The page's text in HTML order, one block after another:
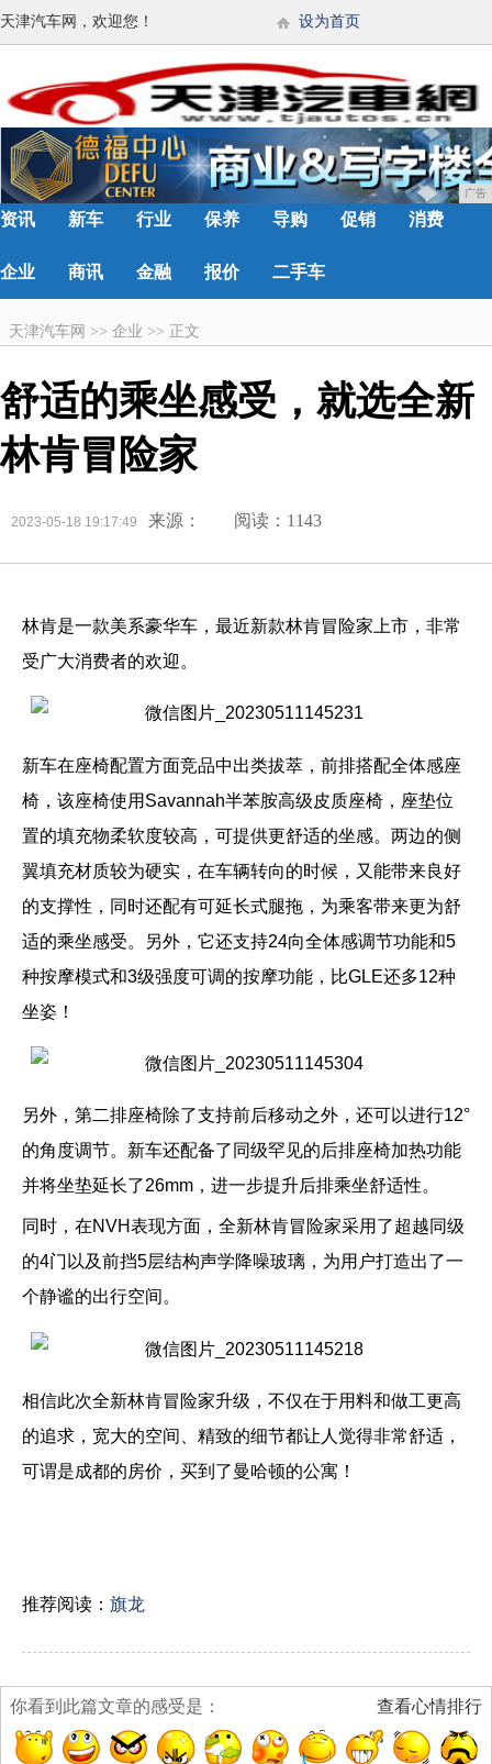
天津汽车网，欢迎您！ 设为首页
广告
资讯 新车 行业 保养 导购 促销 消费
企业 商讯 金融 报价 二手车
天津汽车网 >> 企业 >> 正文
舒适的乘坐感受，就选全新
林肯冒险家
2023-05-18 19:17:49 来源： 阅读：1143
林肯是一款美系豪华车，最近新款林肯冒险家上市，非常
受广大消费者的欢迎。
新车在座椅配置方面竞品中出类拔萃，前排搭配全体感座
椅，该座椅使用Savannah半苯胺高级皮质座椅，座垫位
置的填充物柔软度较高，可提供更舒适的坐感。两边的侧
翼填充材质较为硬实，在车辆转向的时候，又能带来良好
的支撑性，同时还配有可延长式腿拖，为乘客带来更为舒
适的乘坐感受。另外，它还支持24向全体感调节功能和5
种按摩模式和3级强度可调的按摩功能，比GLE还多12种
坐姿！
另外，第二排座椅除了支持前后移动之外，还可以进行12°
的角度调节。新车还配备了同级罕见的后排座椅加热功能
并将坐垫延长了26mm，进一步提升后排乘坐舒适性。
同时，在NVH表现方面，全新林肯冒险家采用了超越同级
的4门以及前挡5层结构声学降噪玻璃，为用户打造出了一
个静谧的出行空间。
相信此次全新林肯冒险家升级，不仅在于用料和做工更高
的追求，宽大的空间、精致的细节都让人觉得非常舒适，
可谓是成都的房价，买到了曼哈顿的公寓！
推荐阅读： 旗龙
查看心情排行
你看到此篇文章的感受是：